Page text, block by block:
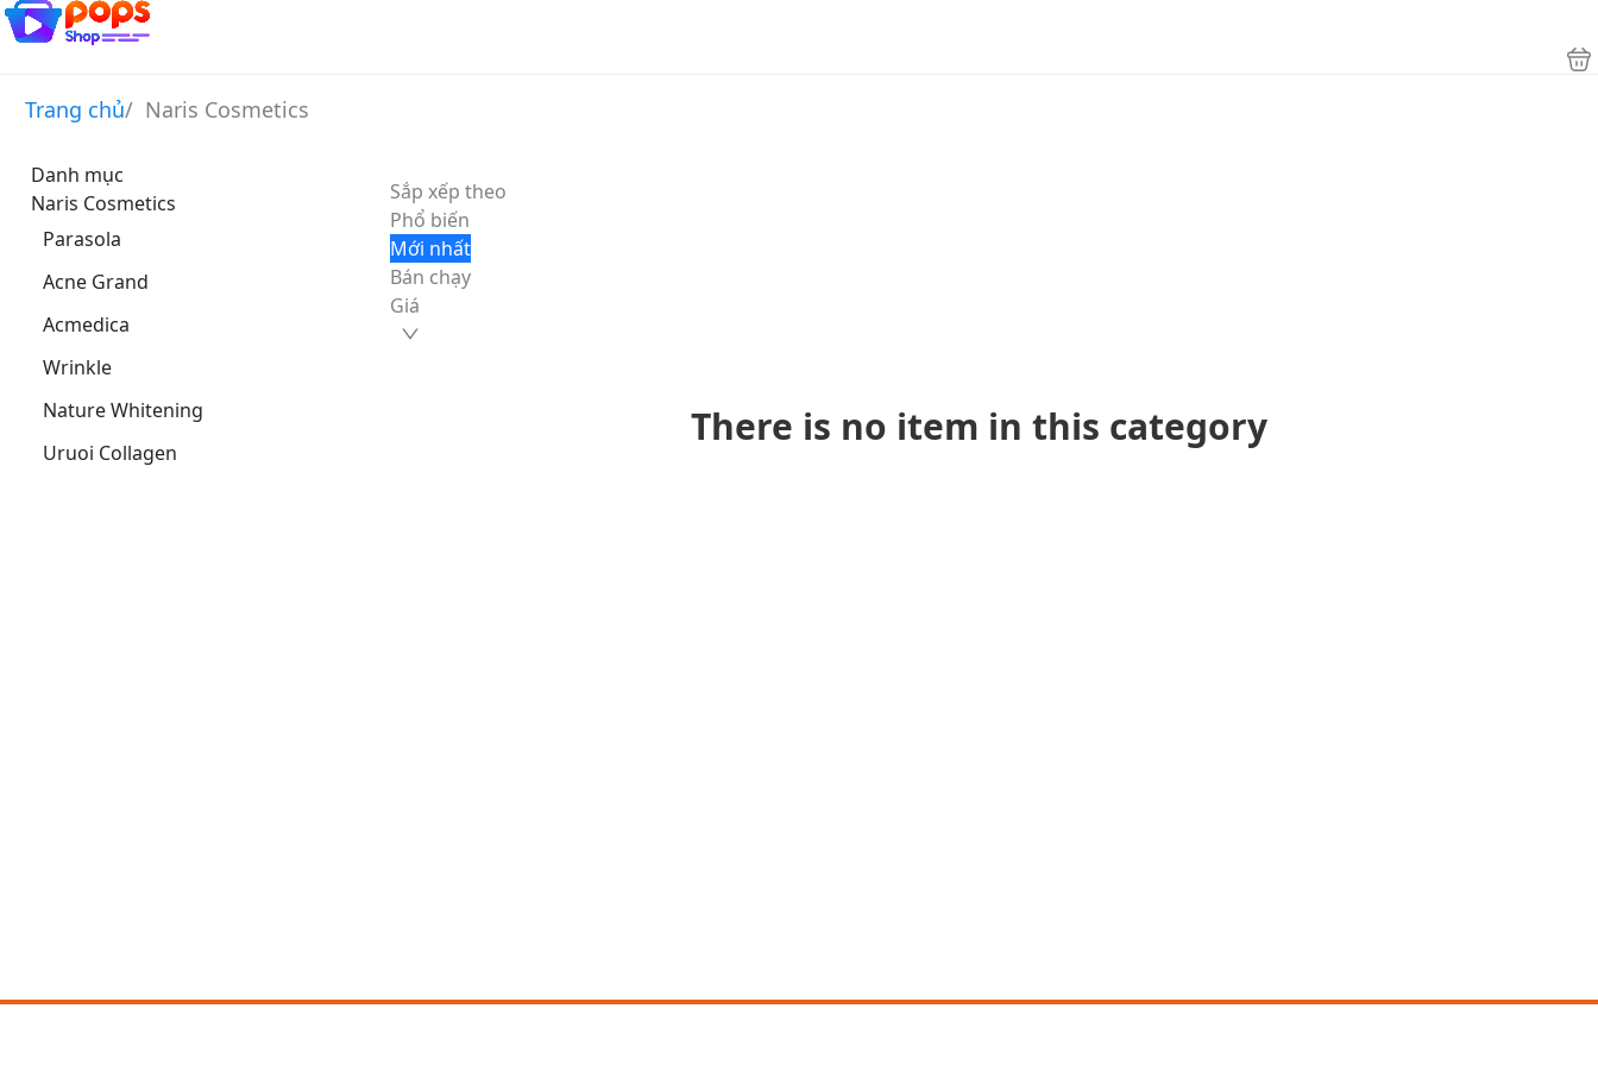
Trang chủ/ Naris Cosmetics
Danh mục
Naris Cosmetics
Parasola
Acne Grand
Acmedica
Wrinkle
Nature Whitening
Uruoi Collagen
Sắp xếp theo
Phổ biến
Mới nhất
Bán chạy
Giá
There is no item in this category